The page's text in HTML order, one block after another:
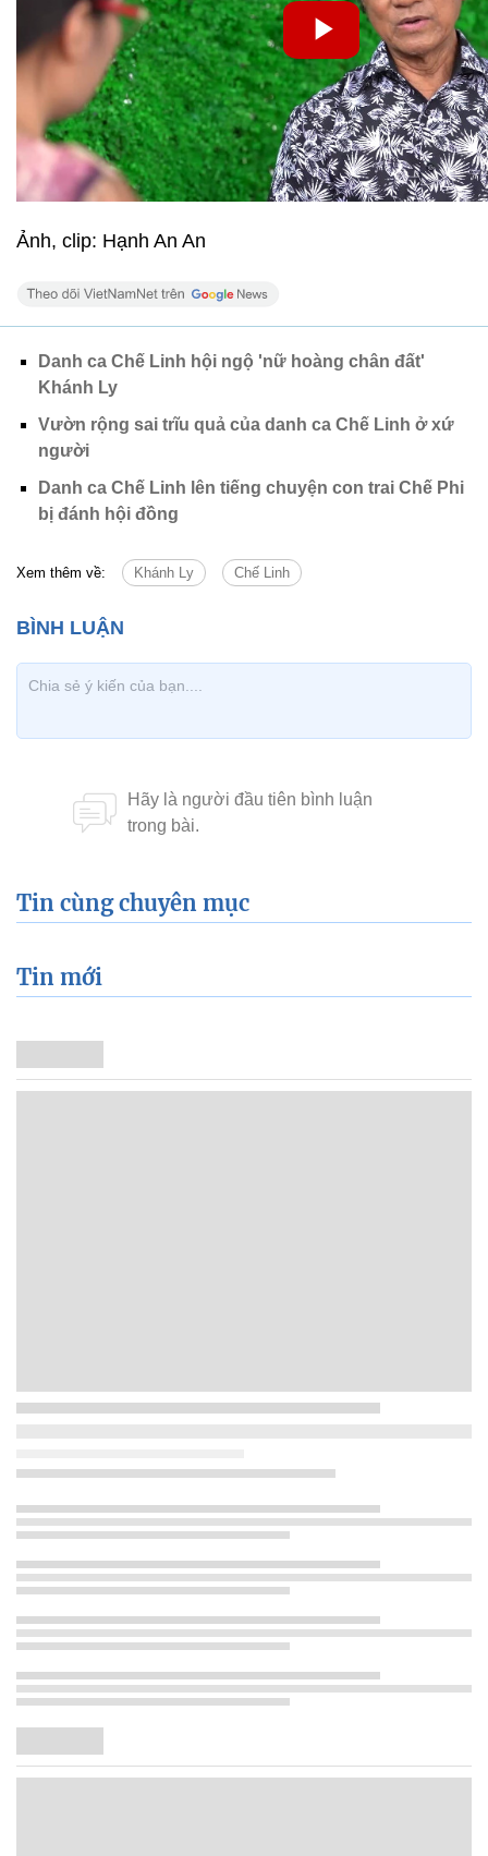
Ảnh, clip: Hạnh An An
Danh ca Chế Linh hội ngộ 'nữ hoàng chân đất'
Khánh Ly
Vườn rộng sai trĩu quả của danh ca Chế Linh ở xứ
người
Danh ca Chế Linh lên tiếng chuyện con trai Chế Phi
bị đánh hội đồng
Xem thêm về: Khánh Ly Chế Linh
Tin cùng chuyên mục
Tin mới